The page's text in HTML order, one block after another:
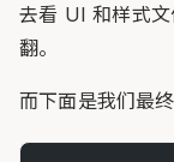
去看 UI 和样式
翻。
而下面是我们最